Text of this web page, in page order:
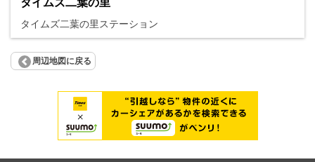
タイムズ二葉の里ステーション
周辺地図に戻る